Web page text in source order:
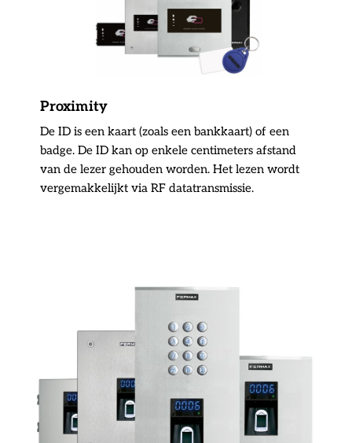
Proximity
De ID is een kaart (zoals een bankkaart) of een
badge. De ID kan op enkele centimeters afstand
van de lezer gehouden worden. Het lezen wordt
vergemakkelijkt via RF datatransmissie.